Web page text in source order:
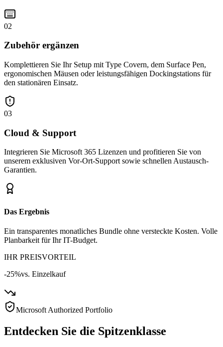
02
Zubehör ergänzen
Komplettieren Sie Ihr Setup mit Type Covern, dem Surface Pen,
ergonomischen Mäusen oder leistungsfähigen Dockingstations für
den stationären Einsatz.
03
Cloud & Support
Integrieren Sie Microsoft 365 Lizenzen und profitieren Sie von
unserem exklusiven Vor-Ort-Support sowie schnellen Austausch-
Garantien.
Das Ergebnis
Ein transparentes monatliches Bundle ohne versteckte Kosten. Volle
Planbarkeit für Ihr IT-Budget.
IHR PREISVORTEIL
-25%vs. Einzelkauf
Microsoft Authorized Portfolio
Entdecken Sie die Spitzenklasse